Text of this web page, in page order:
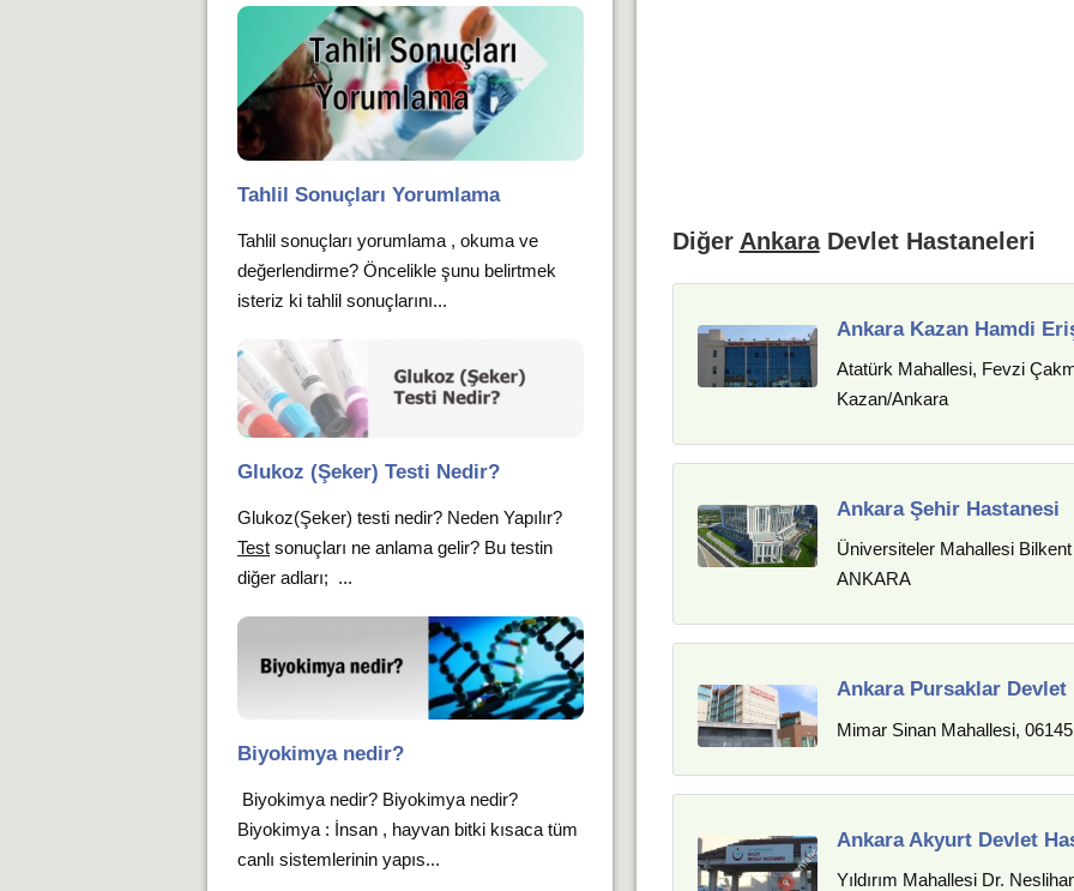
Diğer AnkaraDevlet Hastaneleri
Ankara Kazan Hamdi
Atatürk Mahallesi, Fevzi
Kazan/Ankara
Ankara Şehir Hastanesi
Üniversiteler Mahallesi
ANKARA
Ankara Pursaklar Devlet
Mimar Sinan Mahallesi,
Ankara Akyurt Devlet
Yıldırım Mahallesi Dr.
Tahlil Sonuçları Yorumlama
Tahlil sonuçları yorumlama , okuma ve
değerlendirme? Öncelikle şunu belirtmek
isteriz ki tahlil sonuçlarını...
Glukoz (Şeker) Testi Nedir?
Glukoz(Şeker) testi nedir? Neden Yapılır?
Test sonuçları ne anlama gelir? Bu testin
diğer adları; ...
Biyokimya nedir?
Biyokimya nedir? Biyokimya nedir?
Biyokimya : İnsan , hayvan bitki kısaca tüm
canlı sistemlerinin yapıs...